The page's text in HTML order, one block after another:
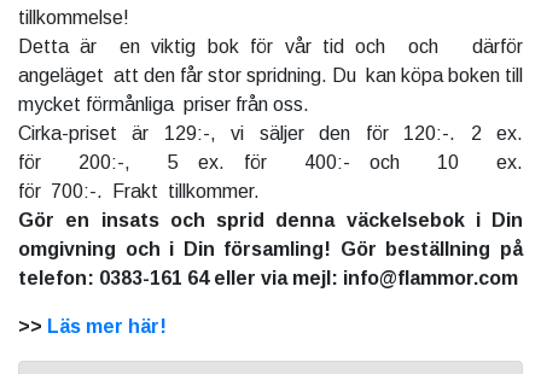
tillkommelse!
Detta är en viktig bok för vår tid och och därför
angeläget att den får stor spridning. Du kan köpa boken till
mycket förmånliga priser från oss.
Cirka-priset är 129:-, vi säljer den för 120:-. 2 ex.
för 200:-, 5 ex. för 400:- och 10 ex.
för 700:-. Frakt tillkommer.
Gör en insats och sprid denna väckelsebok i Din
omgivning och i Din församling! Gör beställning på
telefon: 0383-161 64 eller via mejl: info@flammor.com
>> Läs mer här!